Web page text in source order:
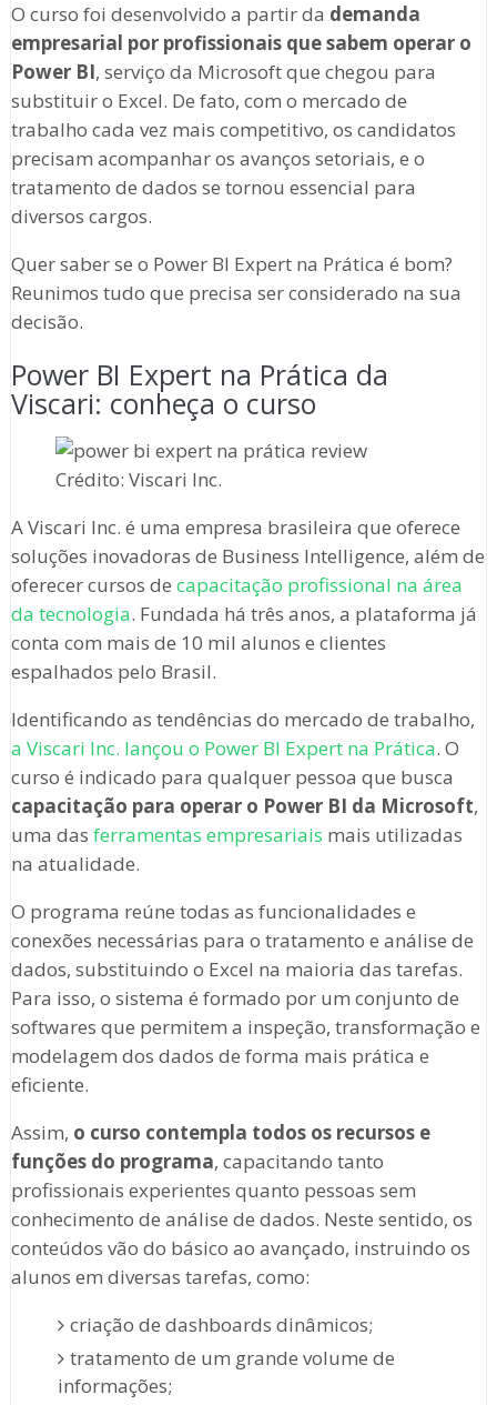
O curso foi desenvolvido a partir da demanda
empresarial por profissionais que sabem operar o
Power BI, serviço da Microsoft que chegou para
substituir o Excel. De fato, com o mercado de
trabalho cada vez mais competitivo, os candidatos
precisam acompanhar os avanços setoriais, e o
tratamento de dados se tornou essencial para
diversos cargos.
Quer saber se o Power BI Expert na Prática é bom?
Reunimos tudo que precisa ser considerado na sua
decisão.
Power BI Expert na Prática da
Viscari: conheça o curso
Crédito: Viscari Inc.
A Viscari Inc. é uma empresa brasileira que oferece
soluções inovadoras de Business Intelligence, além de
oferecer cursos de capacitação profissional na área
da tecnologia. Fundada há três anos, a plataforma já
conta com mais de 10 mil alunos e clientes
espalhados pelo Brasil.
Identificando as tendências do mercado de trabalho,
a Viscari Inc. lançou o Power BI Expert na Prática. O
curso é indicado para qualquer pessoa que busca
capacitação para operar o Power BI da Microsoft,
uma das ferramentas empresariais mais utilizadas
na atualidade.
O programa reúne todas as funcionalidades e
conexões necessárias para o tratamento e análise de
dados, substituindo o Excel na maioria das tarefas.
Para isso, o sistema é formado por um conjunto de
softwares que permitem a inspeção, transformação e
modelagem dos dados de forma mais prática e
eficiente.
Assim, o curso contempla todos os recursos e
funções do programa, capacitando tanto
profissionais experientes quanto pessoas sem
conhecimento de análise de dados. Neste sentido, os
conteúdos vão do básico ao avançado, instruindo os
alunos em diversas tarefas, como:
criação de dashboards dinâmicos;
tratamento de um grande volume de
informações;